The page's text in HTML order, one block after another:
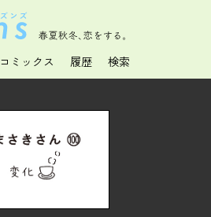
春夏秋冬、恋をする。
コミックス 履歴 検索